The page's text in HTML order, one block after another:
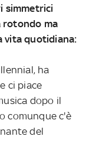
simmetrici
rotondo ma
vita quotidiana:
ha
ci piace
dopo il
comunque c'è
del